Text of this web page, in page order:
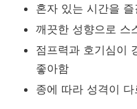
혼자 있는 시간을
깨끗한 성향으로 스
점프력과 호기심이
좋아함
종에 따라 성격이